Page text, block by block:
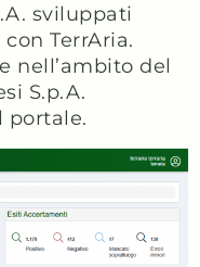
sviluppati
TerrAria.
nell’ambito del
S.p.A.
portale.